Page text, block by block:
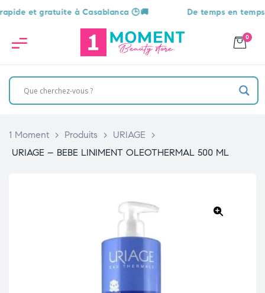
et gratuite à Casablanca 🕒🚚 De temps en temps,
0
1 Moment > Produits > URIAGE
>
URIAGE – BEBE LINIMENT OLEOTHERMAL 500 ML